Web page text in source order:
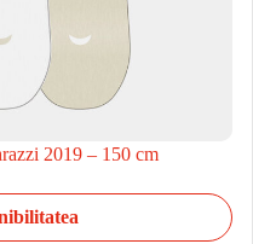
2019 – 150 cm